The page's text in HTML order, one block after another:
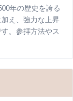
年の歴史を誇る
え、強力な上昇
。参拝方法やス